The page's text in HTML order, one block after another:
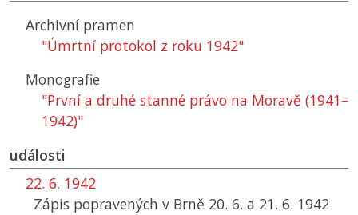
Archivní pramen
"Úmrtní protokol z roku 1942"
Monografie
"První a druhé stanné právo na Moravě (1941–
1942)"
události
22. 6. 1942
Zápis popravených v Brně 20. 6. a 21. 6. 1942